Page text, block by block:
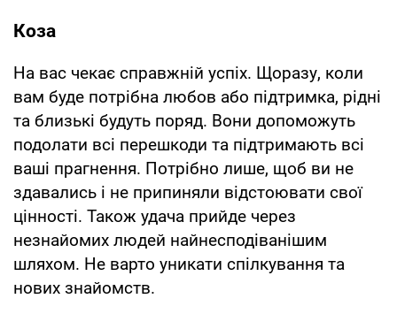
Коза
На вас чекає справжній успіх. Щоразу, коли
вам буде потрібна любов або підтримка, рідні
та близькі будуть поряд. Вони допоможуть
подолати всі перешкоди та підтримають всі
ваші прагнення. Потрібно лише, щоб ви не
здавались і не припиняли відстоювати свої
цінності. Також удача прийде через
незнайомих людей найнесподіванішим
шляхом. Не варто уникати спілкування та
нових знайомств.